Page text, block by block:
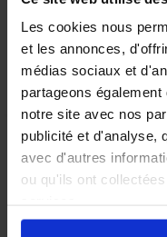
Les cookies nous
et les annonces,
médias sociaux et
partageons
notre site avec nos
publicité et d'analyse,
avec d'autres
ou qu'ils ont
Vous recevez une
avec
Nous
À Tourville-la-Rivière, la